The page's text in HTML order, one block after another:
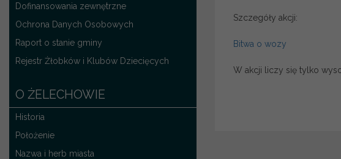
Dofinansowania zewnętrzne
Ochrona Danych Osobowych
Raport o stanie gminy
Rejestr Żłobków i Klubów Dziecięcych
O ŻELECHOWIE
Historia
Położenie
Nazwa i herb miasta
Szczegóły akcji:
Bitwa o wozy
W akcji liczy się tylko